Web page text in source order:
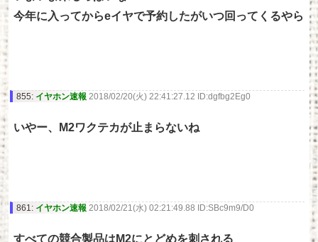
今年に入ってからeイヤで予約したがいつ回ってくるやら
855: イヤホン速報 2018/02/20(火) 22:41:27.12 ID:dgfbg2Eg0
いやー、M2ワクテカが止まらないね
861: イヤホン速報 2018/02/21(水) 02:21:49.88 ID:SBc9m9/D0
すべての競合製品はM2にとどめを刺される